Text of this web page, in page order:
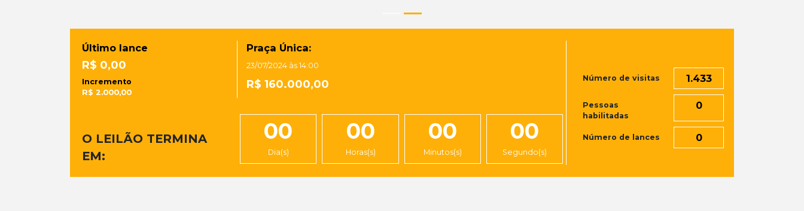
Último lance
R$ 0,00
Incremento
R$ 2.000,00
Praça Única:
23/07/2024 às 14:00
R$ 160.000,00
O LEILÃO TERMINA
EM:
00
Dia(s)
00
Horas(s)
00
Minutos(s)
00
Segundo(s)
Número de visitas 1.433
Pessoas
habilitadas
0
Número de lances 0